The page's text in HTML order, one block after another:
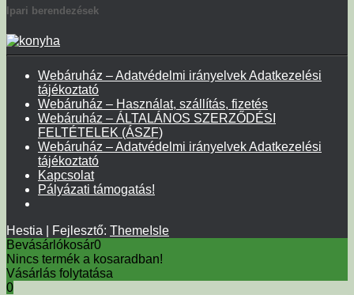
Ipari berendezések
Webáruház – Adatvédelmi irányelvek Adatkezelési
tájékoztató
Webáruház – Használat, szállítás, fizetés
Webáruház – ÁLTALÁNOS SZERZŐDÉSI
FELTÉTELEK (ÁSZF)
Webáruház – Adatvédelmi irányelvek Adatkezelési
tájékoztató
Kapcsolat
Pályázati támogatás!
Hestia | Fejlesztő: ThemeIsle
Bevásárlókosár0
Nincs termék a kosaradban!
Vásárlás folytatása
0